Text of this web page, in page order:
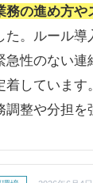
務の進め方や
た。ルール
急性のない連
着しています
調整や分担を